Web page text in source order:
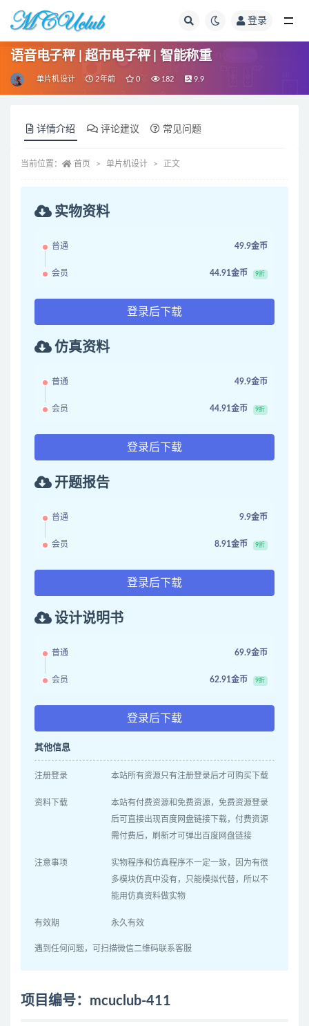
登录
语音电子秤 | 超市电子秤 | 智能称重
单片机设计 2年前 0 182 9.9
详情介绍 评论建议 常见问题
当前位置： 首页 单片机设计 正文
实物资料
普通 49.9金币
会员 44.91金币 9折
登录后下载
仿真资料
普通 49.9金币
会员 44.91金币 9折
登录后下载
开题报告
普通 9.9金币
会员 8.91金币 9折
登录后下载
设计说明书
普通 69.9金币
会员 62.91金币 9折
登录后下载
其他信息
注册登录 本站所有资源只有注册登录后才可购买下载
资料下载
本站有付费资源和免费资源，免费资源登录
后可直接出现百度网盘链接下载，付费资源
需付费后，刷新才可弹出百度网盘链接
注意事项
实物程序和仿真程序不一定一致，因为有很
多模块仿真中没有，只能模拟代替，所以不
能用仿真资料做实物
有效期 永久有效
遇到任何问题，可扫描微信二维码联系客服
项目编号：mcuclub-411